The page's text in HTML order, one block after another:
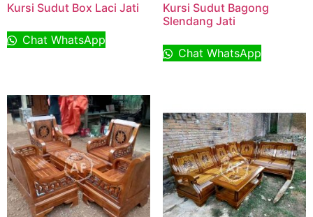
Kursi Sudut Box Laci Jati
Chat WhatsApp
Kursi Sudut Bagong
Slendang Jati
Chat WhatsApp